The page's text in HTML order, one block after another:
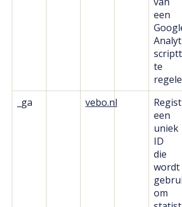
een
te
_ga vebo.nl
een
uniek
ID
die
wordt
om